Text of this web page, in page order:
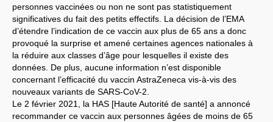
personnes vaccinées ou non ne sont pas statistiquement
significatives du fait des petits effectifs. La décision de l’EMA
d’étendre l’indication de ce vaccin aux plus de 65 ans a donc
provoqué la surprise et amené certaines agences nationales à
la réduire aux classes d’âge pour lesquelles il existe des
données. De plus, aucune information n’est disponible
concernant l’efficacité du vaccin AstraZeneca vis-à-vis des
nouveaux variants de SARS-CoV-2.
Le 2 février 2021, la HAS [Haute Autorité de santé] a annoncé
recommander ce vaccin aux personnes âgées de moins de 65